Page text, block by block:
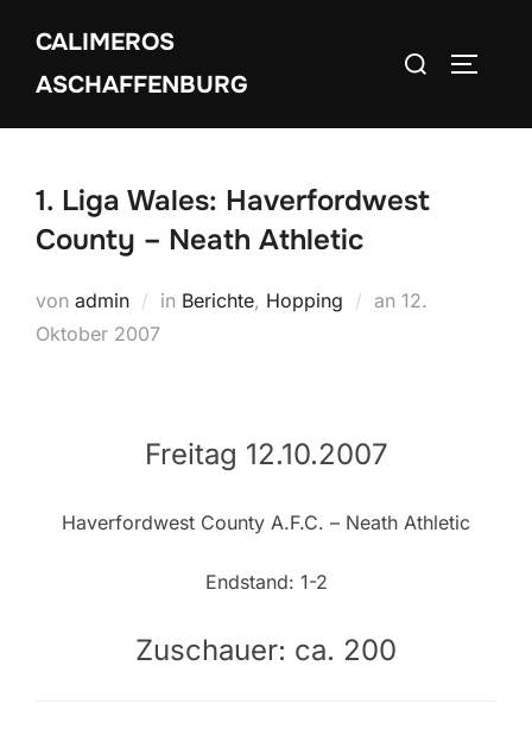
Inhalt
springen
CALIMEROS
ASCHAFFENBURG
Suchen
1. Liga Wales: Haverfordwest
County – Neath Athletic
von admin in Berichte, Hopping an Veröffentlicht
12.
Oktober 2007
Freitag 12.10.2007
Haverfordwest County A.F.C. – Neath Athletic
Endstand: 1-2
Zuschauer: ca. 200